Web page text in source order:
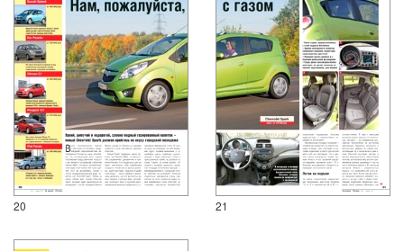
20 21